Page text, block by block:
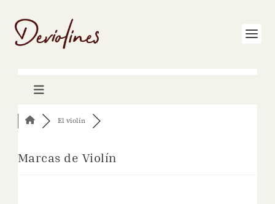
El violín
Marcas de Violín